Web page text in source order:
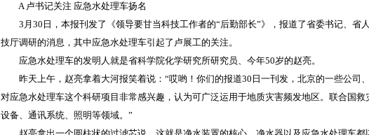
A 卢书记关注 应急水处理车扬名
3月30日，本报刊发了《领导要甘当科技工作者的“后勤部长”》，报道了省委书记、省
技厅调研的消息，其中应急水处理车引起了卢展工的关注。
应急水处理车的发明人就是省科学院化学研究所研究员、今年50岁的赵亮。
昨天上午，赵亮拿着大河报笑着说：“哎哟！你们的报道30日一刊发，北京的一些公司
对应急水处理车这个科研项目非常感兴趣，认为可广泛运用于地质灾害频发地区。联合国
设备、通讯系统、照明等领域。”